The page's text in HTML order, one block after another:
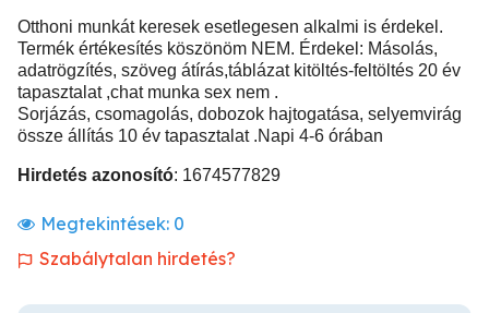
Otthoni munkát keresek esetlegesen alkalmi is érdekel.
Termék értékesítés köszönöm NEM. Érdekel: Másolás,
adatrögzítés, szöveg átírás,táblázat kitöltés-feltöltés 20 év
tapasztalat ,chat munka sex nem .
Sorjázás, csomagolás, dobozok hajtogatása, selyemvirág
össze állítás 10 év tapasztalat .Napi 4-6 órában
Hirdetés azonosító: 1674577829
Megtekintések: 0
Szabálytalan hirdetés?